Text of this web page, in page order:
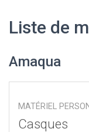
Liste de
Amaqua
MATÉRIEL
Casques